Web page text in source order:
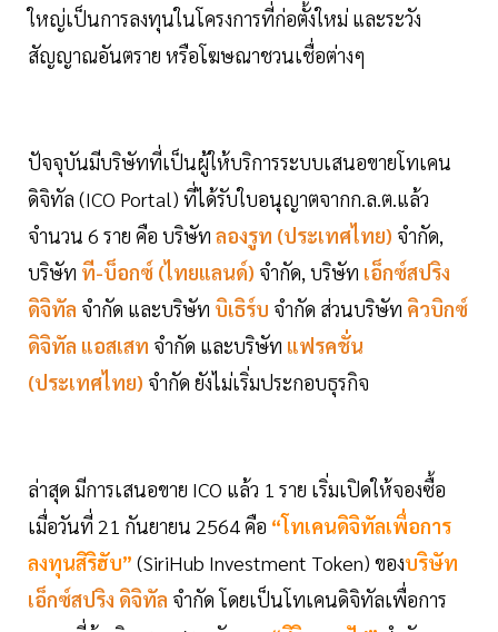
ใหญ่เป็นการลงทุนในโครงการที่ก่อตั้งใหม่ และระวัง
สัญญาณอันตราย หรือโฆษณาชวนเชื่อต่างๆ
ปัจจุบันมีบริษัทที่เป็นผู้ให้บริการระบบเสนอขายโทเคน
ดิจิทัล (ICO Portal) ที่ได้รับใบอนุญาตจากก.ล.ต.แล้ว
จำนวน 6 ราย คือ บริษัท ลองรูท (ประเทศไทย) จำกัด,
บริษัท ที-บ็อกซ์ (ไทยแลนด์) จำกัด, บริษัท เอ็กซ์สปริง
ดิจิทัล จำกัด และบริษัท บิเธิร์บ จำกัด ส่วนบริษัท คิวบิกซ์
ดิจิทัล แอสเสท จำกัด และบริษัท แฟรคชั่น
(ประเทศไทย) จำกัด ยังไม่เริ่มประกอบธุรกิจ
ล่าสุด มีการเสนอขาย ICO แล้ว 1 ราย เริ่มเปิดให้จองซื้อ
เมื่อวันที่ 21 กันยายน 2564 คือ “โทเคนดิจิทัลเพื่อการ
ลงทุนสิริฮับ” (SiriHub Investment Token) ของบริษัท
เอ็กซ์สปริง ดิจิทัล จำกัด โดยเป็นโทเคนดิจิทัลเพื่อการ